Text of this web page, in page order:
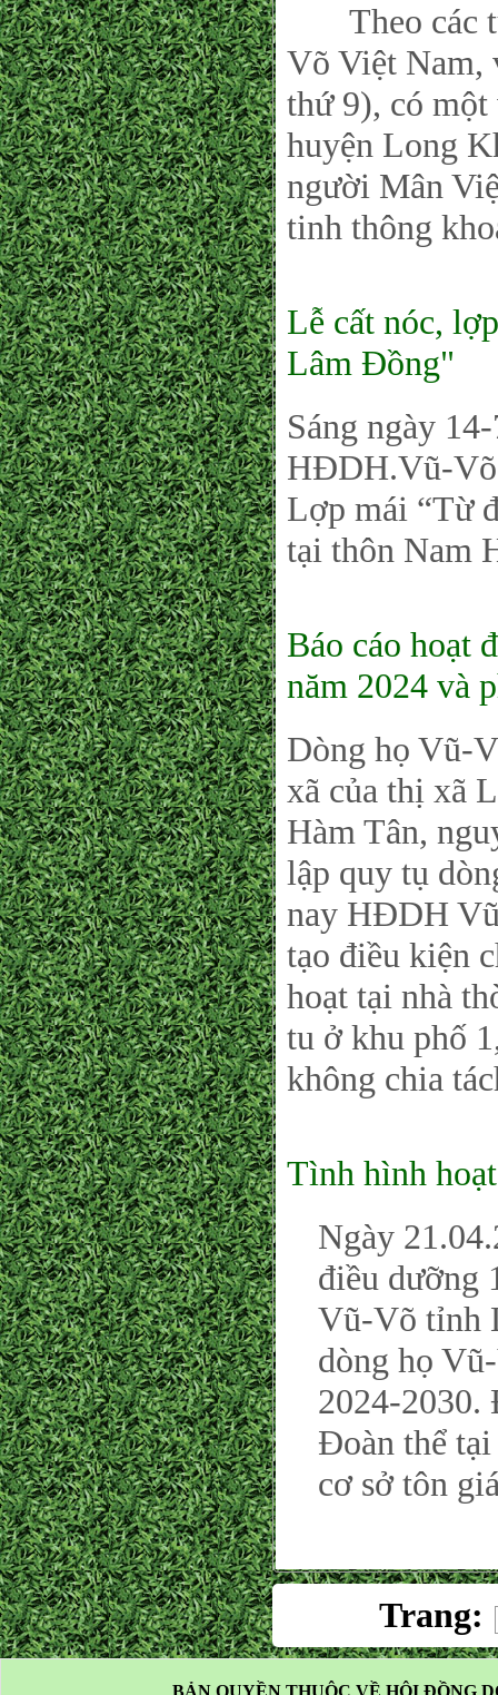
Theo các
Võ Việt Nam,
thứ 9), có
huyện Long
người Mân
tinh thông
Lễ cất nóc,
Lâm Đồng"
Sáng ngày
HĐDH.Vũ-Võ
Lợp mái “Từ
tại thôn Nam
Báo cáo hoạt
năm 2024 và
Dòng họ Vũ-
xã của thị xã
Hàm Tân,
lập quy tụ
nay HĐDH
tạo điều kiện
hoạt tại nhà
tu ở khu phố
không chia
Tình hình
Ngày
điều dưỡng
Vũ-Võ tỉnh
dòng họ
2024-
Đoàn thể tại
cơ sở tôn
Trang:
BẢN QUYỀN THUỘC VỀ HỘI ĐỒNG